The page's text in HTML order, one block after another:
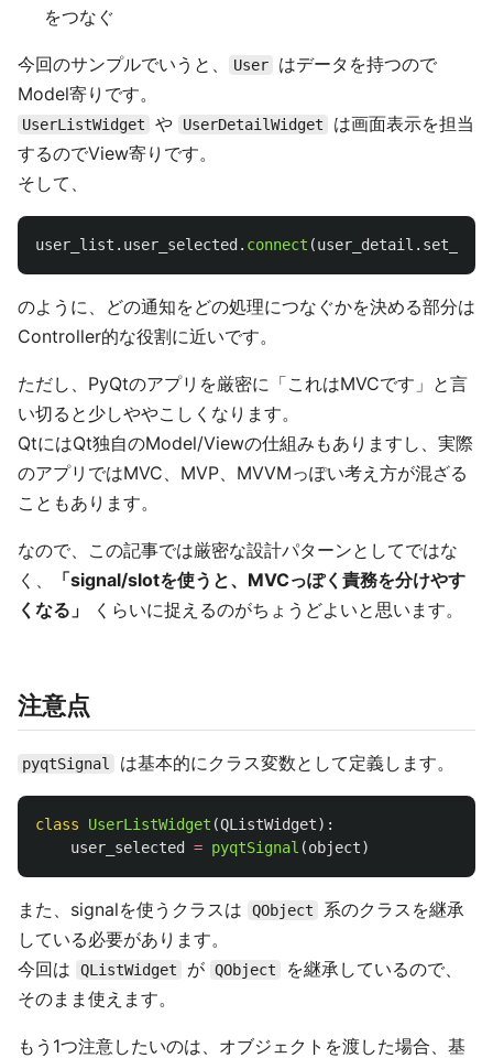
をつなぐ
今回のサンプルでいうと、 User
はデータを持つので
Model寄りです。
UserListWidget や UserDetailWidget
は画面表示を担当
するのでView寄りです。
そして、
user_list . user_selected . connect (user_detail . set_user
のように、どの通知をどの処理につなぐかを決める部分は
Controller的な役割に近いです。
ただし、PyQtのアプリを厳密に「これはMVCです」と言
い切ると少しややこしくなります。
QtにはQt独自のModel/Viewの仕組みもありますし、実際
のアプリではMVC、MVP、MVVMっぽい考え方が混ざる
こともあります。
なので、この記事では厳密な設計パターンとしてではな
く、
「signal/slotを使うと、MVCっぽく責務を分けやす
くなる」
くらいに捉えるのがちょうどよいと思います。
注意点
pyqtSignal は基本的にクラス変数として定義します。
class UserListWidget (QListWidget):
user_selected
= pyqtSignal (object)
また、signalを使うクラスは QObject
系のクラスを継承
している必要があります。
今回は
QListWidget が QObject
を継承しているので、
そのまま使えます。
もう1つ注意したいのは、オブジェクトを渡した場合、基